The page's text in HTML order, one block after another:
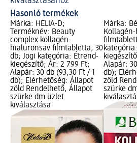
Hasonló termékek
Márka: HELIA-D;
Terméknév: Beauty
complex kollagén-
hialuronsav filmtabletta, 30
db; Jogi kategória: Étrend-
kiegészítő; Ár: 2 799 Ft;
Alapár: 30 db (93,30 Ft / 1
db); Elérhetőség: Állapot
zöld Rendelhető, Állapot
szürke dm üzlet
kiválasztása
Márka:
Alapár:
db);
zöld
szürke